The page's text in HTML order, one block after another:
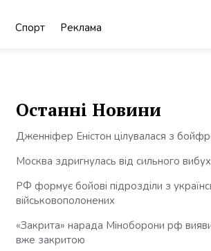
Спорт Реклама
Останні Новини
Дженніфер Еністон цілувалася з
Москва здригнулась від сильного
РФ формує бойові підрозділи з
військовополонених
«Закрита» нарада Міноборони рф
вже закритою